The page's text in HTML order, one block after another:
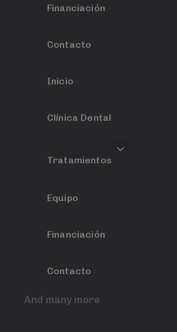
Financiación
Contacto
Inicio
Clínica Dental
Tratamientos
Equipo
Financiación
Contacto
And many more